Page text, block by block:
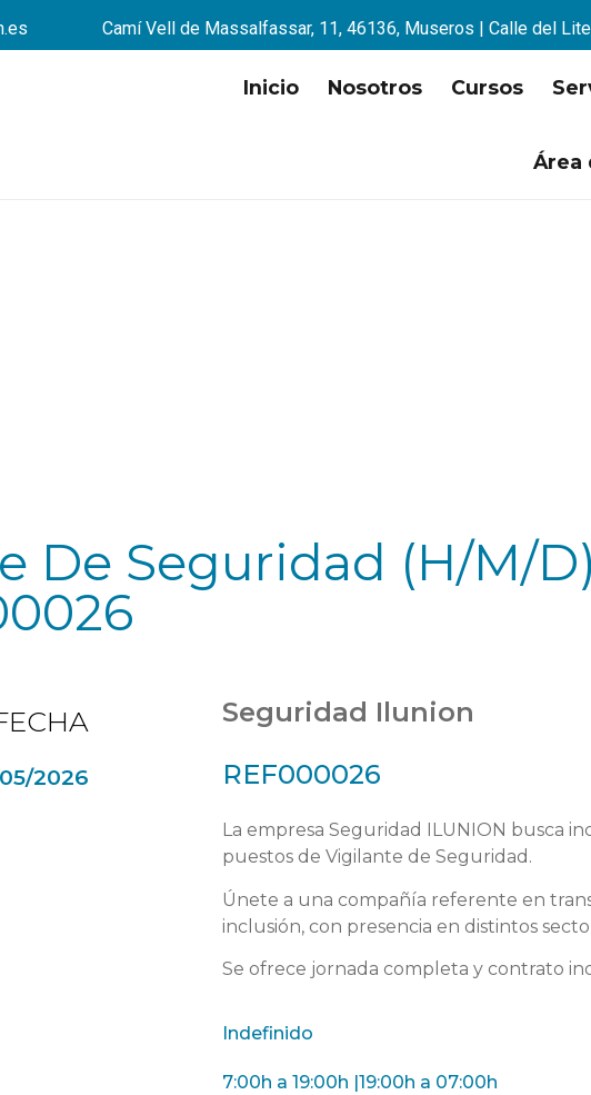
Camí Vell de Massalfassar, 11, 46136, Museros | Calle del
Inicio Nosotros Cursos
Área
De Seguridad (H/M/
2026
Seguridad Ilunion
REF000026
La empresa Seguridad ILUNION busca
puestos de Vigilante de Seguridad.
Únete a una compañía referente en
inclusión, con presencia en distintos
Se ofrece jornada completa y contrato
Indefinido
7:00h a 19:00h |19:00h a 07:00h